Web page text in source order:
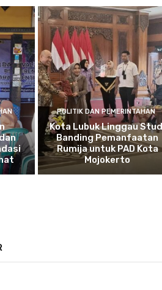
POLITIK DAN PEMERINTAHAN
Kota Lubuk Linggau
Banding Pemanfaatan
Rumija untuk PAD Kota
Mojokerto